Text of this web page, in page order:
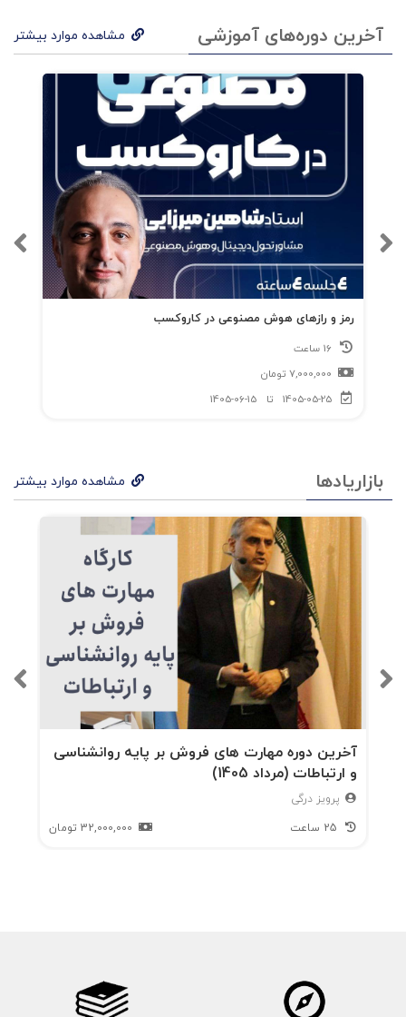
آخرین دوره‌های آموزشی مشاهده موارد بیشتر
رمز و رازهای هوش مصنوعی در کاروکسب
7,000,000 تومان
1405-05-25
تا 1405-06-15
بازاریادها مشاهده موارد بیشتر
آخرین دوره مهارت های فروش بر پایه روانشناسی
و ارتباطات (مرداد 1405)
پرویز درگی
32,000,000 تومان